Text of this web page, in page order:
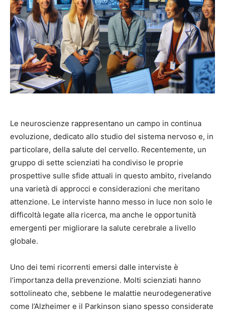
Le neuroscienze rappresentano un campo in continua
evoluzione, dedicato allo studio del sistema nervoso e, in
particolare, della salute del cervello. Recentemente, un
gruppo di sette scienziati ha condiviso le proprie
prospettive sulle sfide attuali in questo ambito, rivelando
una varietà di approcci e considerazioni che meritano
attenzione. Le interviste hanno messo in luce non solo le
difficoltà legate alla ricerca, ma anche le opportunità
emergenti per migliorare la salute cerebrale a livello
globale.
Uno dei temi ricorrenti emersi dalle interviste è
l’importanza della prevenzione. Molti scienziati hanno
sottolineato che, sebbene le malattie neurodegenerative
come l’Alzheimer e il Parkinson siano spesso considerate